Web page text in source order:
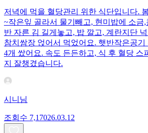
저녁에 먹을 혈당관리 위한 식단입니다.
~작은잎 골라서 물기빼고, 현미밥에 소금
반 자른 김 길게놓고, 밥 깔고, 계란지단
참치쌈장 얹어서 먹었어요. 햇반작은공
4개 쌌어요. 속도 든든하고, 식 후 혈당 스
지 잘챙겼습니다.
시니님
조회수 7,17026.03.12